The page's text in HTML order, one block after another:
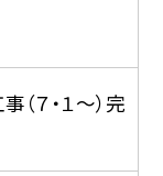
７・１〜）完